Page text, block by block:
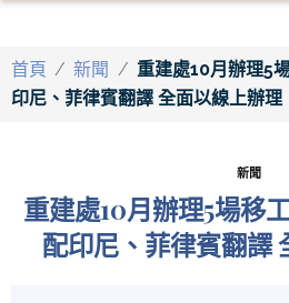
首頁 / 新聞 / 重建處10月辦理5
印尼、菲律賓翻譯 全面以線上辦理
新聞
重建處10月辦理5場移
配印尼、菲律賓翻譯